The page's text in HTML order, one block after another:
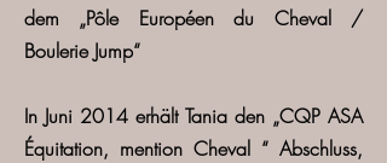
dem „Pôle Européen du Cheval /
Boulerie Jump“
In Juni 2014 erhält Tania den „CQP ASA
Équitation, mention Cheval “ Abschluss,